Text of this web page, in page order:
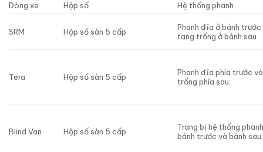
Dòng xe Hộp số Hệ thống phanh
SRM Hộp số sàn 5 cấp
Phanh đĩa ở bánh trước
tang trống ở bánh sau
Tera Hộp số sàn 5 cấp
Phanh đĩa phía trước
trống phía sau.
Blind Van Hộp số sàn 5 cấp
Trang bị hệ thống
bánh trước và bánh sau